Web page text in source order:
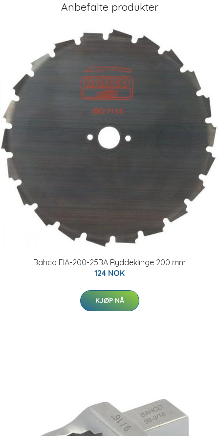
Anbefalte produkter
Bahco EIA-200-25BA Ryddeklinge 200 mm
124 NOK
KJØP NÅ